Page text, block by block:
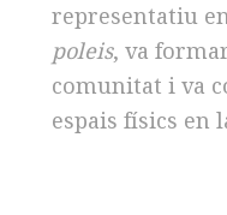
representatiu
poleis, va
comunitat i va
espais físics en